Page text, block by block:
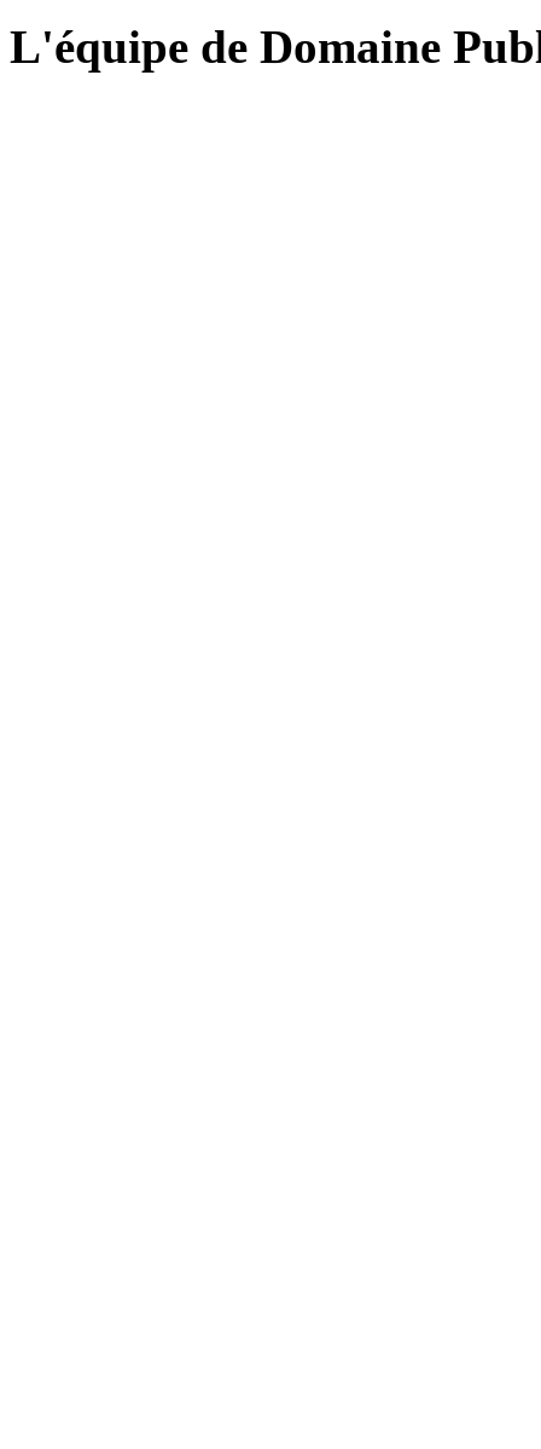
L'équipe de Domaine